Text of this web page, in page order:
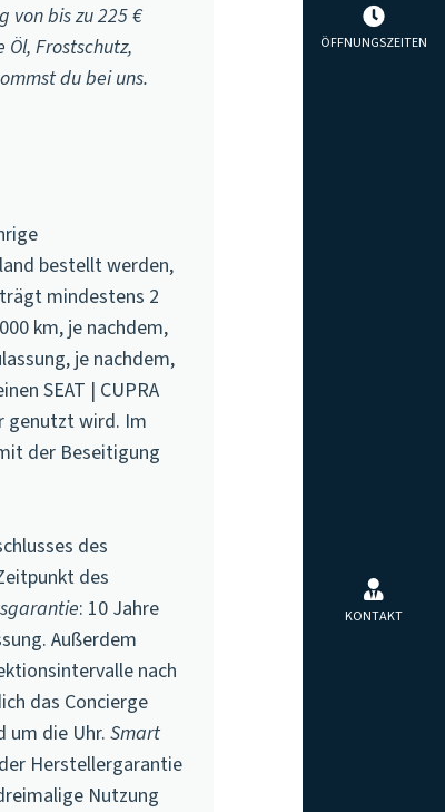
ÖFFNUNGSZEITEN
KONTAKT
von bis zu 225 €
Frostschutz,
du bei uns.
bestellt werden,
mindestens 2
km, je nachdem,
je nachdem,
SEAT | CUPRA
genutzt wird. Im
der Beseitigung
des
des
: 10 Jahre
Außerdem
nach
das Concierge
um die Uhr.Smart
Herstellergarantie
Nutzung